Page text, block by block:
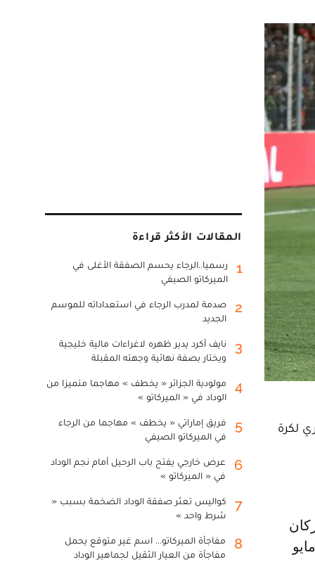
لكرة
الإفريقي في 12 أيار/مايو
المقالات الأكثر قراءة
1
رسميا..الرجاء يحسم الصفقة الأغلى في
الميركاتو الصيفي
2
صدمة لمدرب الرجاء في استعداداته للموسم
الجديد
3
نايف أكرد يدير ظهره لاغراءات مالية خليجية
ويختار بصفة نهائية وجهته المقبلة
4
مولودية الجزائر « يخطف » مهاجما متميزا من
الوداد في « الميركاتو »
5
فريق إماراتي « يخطف » مهاجما من الرجاء
في الميركاتو الصيفي
6
عرض خارجي يفتح باب الرحيل أمام نجم الوداد
في « الميركاتو »
7
كواليس تعثر صفقة الوداد الضخمة بسبب «
شرط واحد »
8
مفاجأة الميركاتو... اسم غير متوقع يحمل
مفاجأة من العيار الثقيل لجماهير الوداد